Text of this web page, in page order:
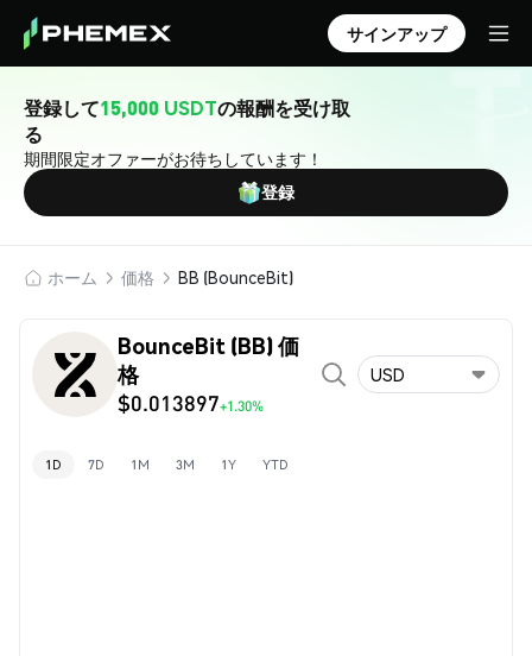
サインアップ
登録して15,000 USDTの報酬を受け取
る
期間限定オファーがお待ちしています！
登録
ホーム 価格 BB (BounceBit)
BounceBit (BB) 価
格
$0.013897+1.30%
USD
1D 7D 1M 3M 1Y YTD